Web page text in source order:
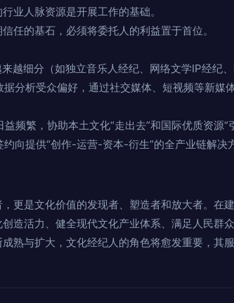
业人脉资源是开展工作的基础。
信任的基石，必须将委托人的利益置于首位。
越细分（如独立音乐人经纪、网络文学IP经纪
据分析受众偏好，通过社交媒体、短视频等新
益频繁，协助本土文化“走出去”和国际优质资源“
向提供“创作-运营-资本-衍生”的全产业链解决
更是文化价值的发现者、塑造者和放大者。在
造活力、健全现代文化产业体系、满足人民群
熟与扩大，文化经纪人的角色将愈发重要，其